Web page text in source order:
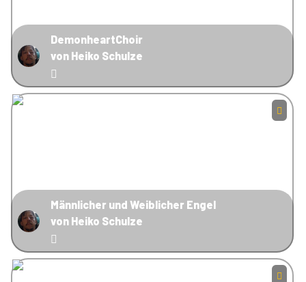
DemonheartChoir
von Heiko Schulze
Männlicher und Weiblicher Engel
von Heiko Schulze